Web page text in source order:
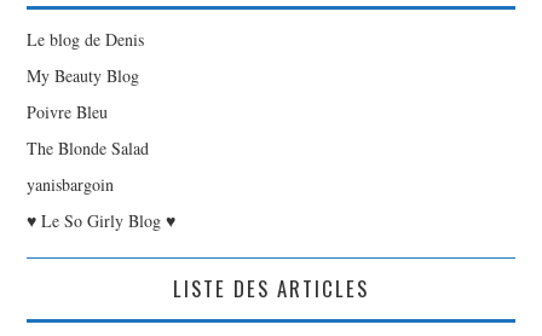
Le blog de Denis
My Beauty Blog
Poivre Bleu
The Blonde Salad
yanisbargoin
♥ Le So Girly Blog ♥
LISTE DES ARTICLES